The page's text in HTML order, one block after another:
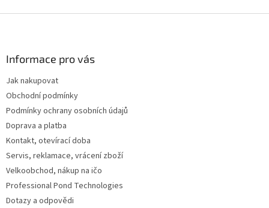
Informace pro vás
Jak nakupovat
Obchodní podmínky
Podmínky ochrany osobních údajů
Doprava a platba
Kontakt, otevírací doba
Servis, reklamace, vrácení zboží
Velkoobchod, nákup na ičo
Professional Pond Technologies
Dotazy a odpovědi